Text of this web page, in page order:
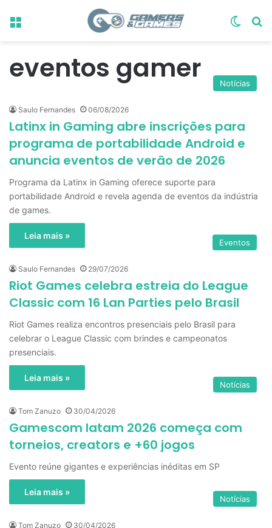
Menu
eventos gamer Notícias
Saulo Fernandes 06/08/2026
Latinx in Gaming abre inscrições para
programa de portabilidade Android e
anuncia eventos de verão de 2026
Programa da Latinx in Gaming oferece suporte para
portabilidade Android e revela agenda de eventos da indústria
de games.
Leia mais »
Eventos
Saulo Fernandes 29/07/2026
Riot Games celebra estreia do League
Classic com 16 Lan Parties pelo Brasil
Riot Games realiza encontros presenciais pelo Brasil para
celebrar o League Classic com brindes e campeonatos
presenciais.
Leia mais »
Notícias
Tom Zanuzo 30/04/2026
Gamescom latam 2026 começa com
torneios, creators e +60 jogos
Evento reúne gigantes e experiências inéditas em SP
Leia mais »
Notícias
Tom Zanuzo 30/04/2026